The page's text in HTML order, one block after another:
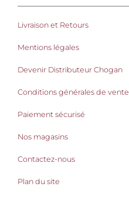
Livraison et Retours
Mentions légales
Devenir Distributeur Chogan
Conditions générales de vente
Paiement sécurisé
Nos magasins
Contactez-nous
Plan du site